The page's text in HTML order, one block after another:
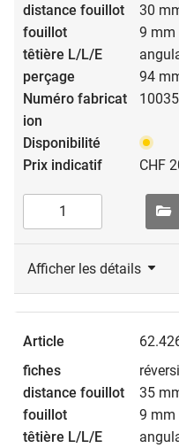
30
9 mm
94
CHF
Afficher les détails
35
9 mm